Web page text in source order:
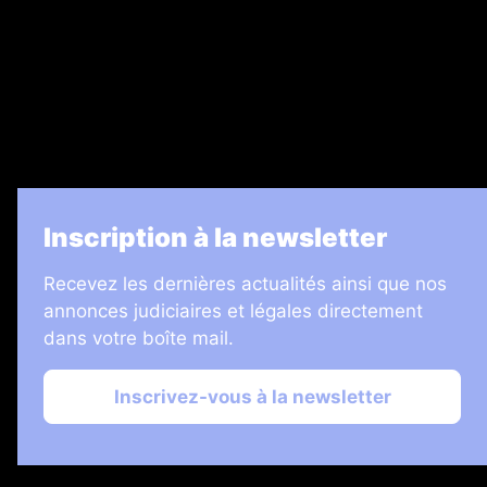
Inscription à la newsletter
Recevez les dernières actualités ainsi que nos
annonces judiciaires et légales directement
dans votre boîte mail.
Inscrivez-vous à la newsletter